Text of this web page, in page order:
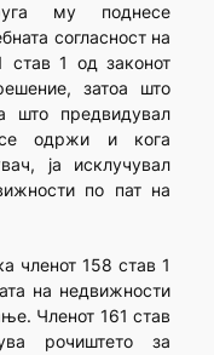
му поднесе
согласност на
став 1 од законот
затоа што
што предвидувал
одржи и кога
ја исклучувал
по пат на
членот 158 став 1
на недвижности
Членот 161 став
рочиштето за